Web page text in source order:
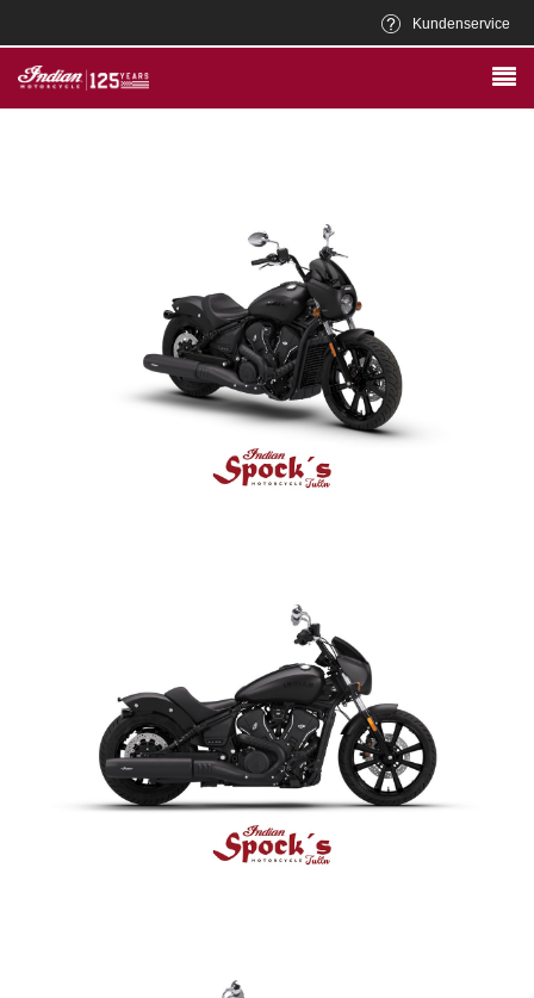
Kundenservice